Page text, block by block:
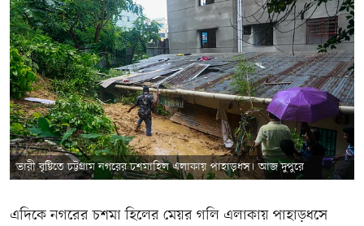
ভারী বৃষ্টিতে চট্টগ্রাম নগরের চশমাহিল এলাকায় পাহাড়ধস। আজ দুপুরে
এদিকে নগরের চশমা হিলের মেয়র গলি এলাকায় পাহাড়ধসে